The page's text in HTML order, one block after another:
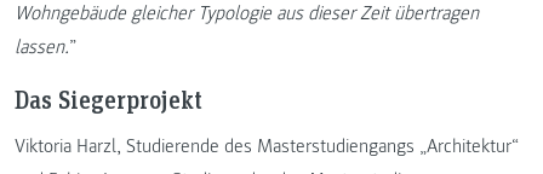
Wohngebäude gleicher Typologie aus dieser Zeit übertragen
lassen.”
Das Siegerprojekt
Viktoria Harzl, Studierende des Masterstudiengangs „Architektur“